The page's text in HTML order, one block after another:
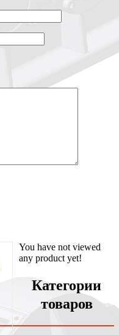
You have not viewed
any product yet!
Категории
товаров